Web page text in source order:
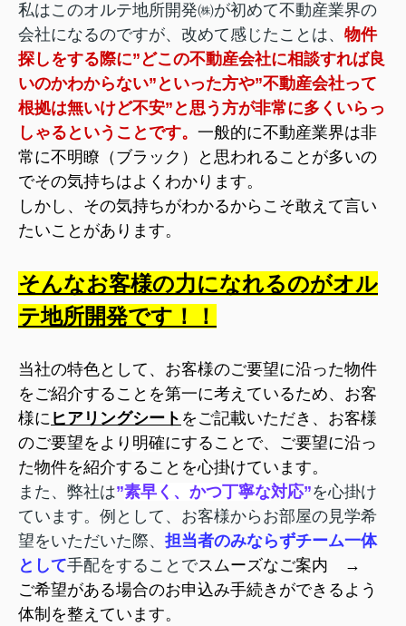
私はこのオルテ地所開発㈱が初めて不動産業界の
会社になるのですが、改めて感じたことは、 物件
探しをする際に”どこの不動産会社に相談すれば良
いのかわからない”といった方や”不動産会社って
根拠は無いけど不安”と思う方が非常に多くいらっ
しゃるということです。 一般的に不動産業界は非
常に不明瞭（ブラック）と思われることが多いの
でその気持ちはよくわかります。
しかし、その気持ちがわかるからこそ敢えて言い
たいことがあります。
そんなお客様の力になれるのがオル
テ地所開発です！！
当社の特色として、 お客様のご要望に沿った物件
をご紹介することを第一に考えているため、 お客
様に ヒアリングシート をご記載いただき、お客様
のご要望をより 明確にすることで、ご要望に沿っ
た物件を紹介することを心掛けています。
また、弊社は”素早く、かつ丁寧な対応”を心掛け
ています。 例として、お客様からお部屋の見学希
望をいただいた際、 担当者のみならずチーム一体
として手配をすることでスムーズなご案内 →
ご希望がある場合のお申込み手続きができるよう
体制を整えています。